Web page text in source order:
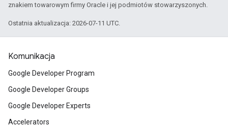
znakiem towarowym firmy Oracle i jej podmiotów stowarzyszonych.
Ostatnia aktualizacja: 2026-07-11 UTC.
Komunikacja
Google Developer Program
Google Developer Groups
Google Developer Experts
Accelerators